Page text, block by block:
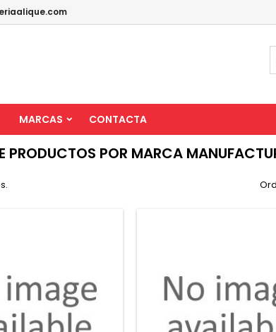
MARCAS CONTACTA
PRODUCTOS POR MARCA